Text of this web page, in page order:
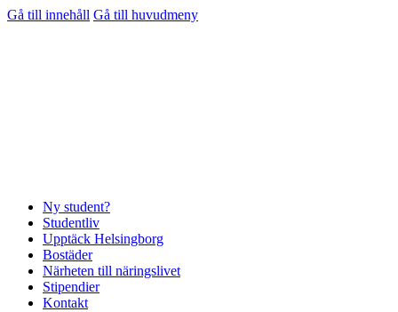
Gå till innehåll Gå till huvudmeny
Ny student?
Studentliv
Upptäck Helsingborg
Bostäder
Närheten till näringslivet
Stipendier
Kontakt